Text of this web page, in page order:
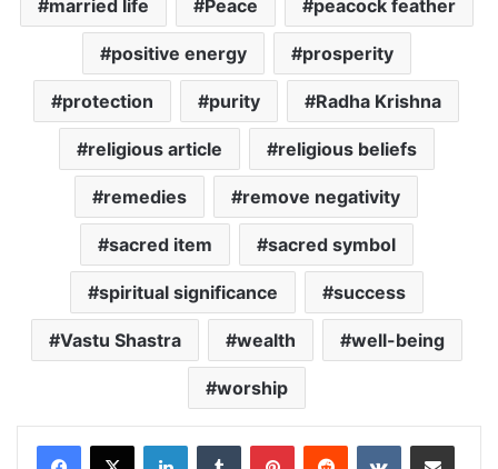
married life Peace peacock feather
positive energy prosperity
protection purity Radha Krishna
religious article religious beliefs
remedies remove negativity
sacred item sacred symbol
spiritual significance success
Vastu Shastra wealth well-being
worship
LinkedInTumblr PinterestReddit VKontakteShare via Email